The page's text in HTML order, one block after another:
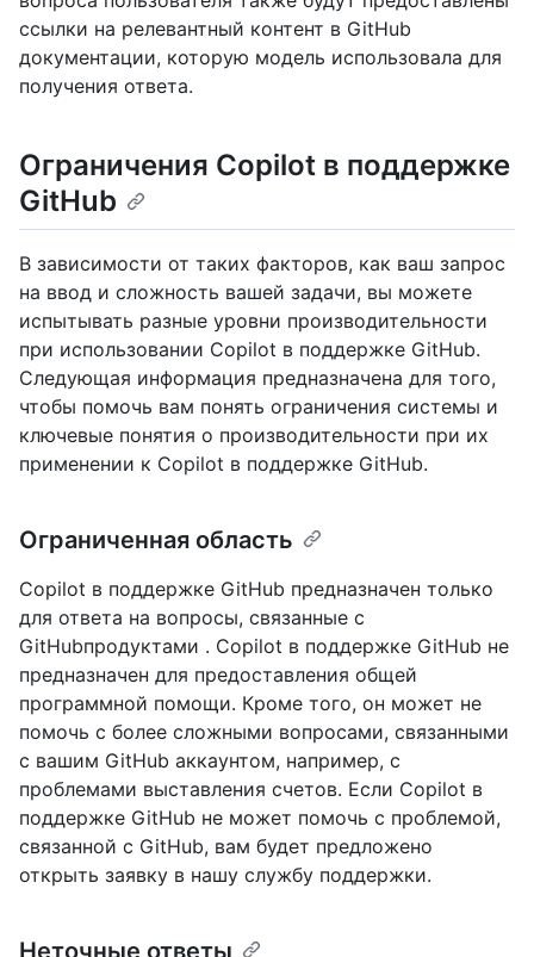
ссылки на релевантный контент в GitHub
документации, которую модель использовала для
получения ответа.
Ограничения Copilot в поддержке
GitHub
В зависимости от таких факторов, как ваш запрос
на ввод и сложность вашей задачи, вы можете
испытывать разные уровни производительности
при использовании Copilot в поддержке GitHub.
Следующая информация предназначена для того,
чтобы помочь вам понять ограничения системы и
ключевые понятия о производительности при их
применении к Copilot в поддержке GitHub.
Ограниченная область
Copilot в поддержке GitHub предназначен только
для ответа на вопросы, связанные с
GitHubпродуктами . Copilot в поддержке GitHub не
предназначен для предоставления общей
программной помощи. Кроме того, он может не
помочь с более сложными вопросами, связанными
с вашим GitHub аккаунтом, например, с
проблемами выставления счетов. Если Copilot в
поддержке GitHub не может помочь с проблемой,
связанной с GitHub, вам будет предложено
открыть заявку в нашу службу поддержки.
Неточные ответы